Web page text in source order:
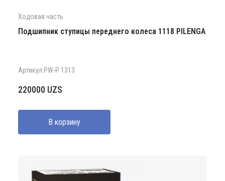
Ходовая часть
Подшипник ступицы переднего колеса 1118 PILENGA
Артикул:PW-P 1313
220000 UZS
В корзину